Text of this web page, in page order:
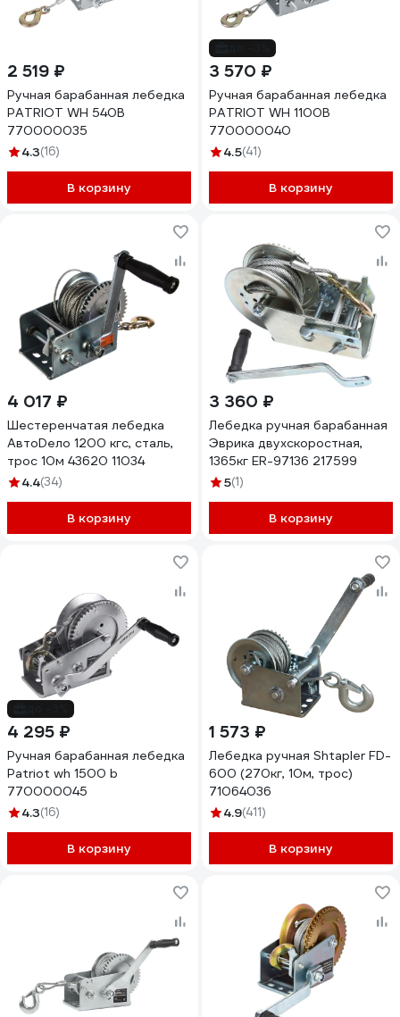
2 519 ₽
Ручная барабанная лебедка
PATRIOT WH 540B
770000035
4.3(16)
В корзину
3 570 ₽
Ручная барабанная лебедка
PATRIOT WH 1100B
770000040
4.5(41)
В корзину
4 017 ₽
Шестеренчатая лебедка
АвтоDело 1200 кгс, сталь,
трос 10м 43620 11034
4.4(34)
В корзину
3 360 ₽
Лебедка ручная барабанная
Эврика двухскоростная,
1365кг ER-97136 217599
5(1)
В корзину
4 295 ₽
Ручная барабанная лебедка
Patriot wh 1500 b
770000045
4.3(16)
В корзину
1 573 ₽
Лебедка ручная Shtapler FD-
600 (270кг, 10м, трос)
71064036
4.9(411)
В корзину